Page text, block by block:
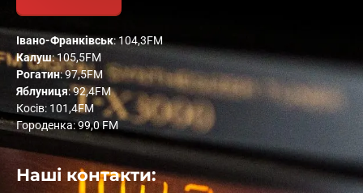
Івано-Франківськ: 104,3FM
Калуш: 105,5FM
Рогатин: 97,5FM
Яблуниця: 92,4FM
Косів: 101,4FM
Городенка: 99,0 FM
Наші контакти: